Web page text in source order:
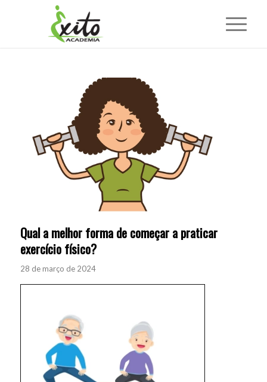
Qual a melhor forma de começar a praticar
exercício físico?
28 de março de 2024